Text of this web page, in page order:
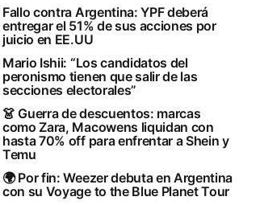
Fallo contra Argentina: YPF deberá
entregar el 51% de sus acciones por
juicio en EE.UU
Mario Ishii: “Los candidatos del
peronismo tienen que salir de las
secciones electorales”
👗 Guerra de descuentos: marcas
como Zara, Macowens liquidan con
hasta 70% off para enfrentar a Shein y
Temu
🌍 Por fin: Weezer debuta en Argentina
con su Voyage to the Blue Planet Tour